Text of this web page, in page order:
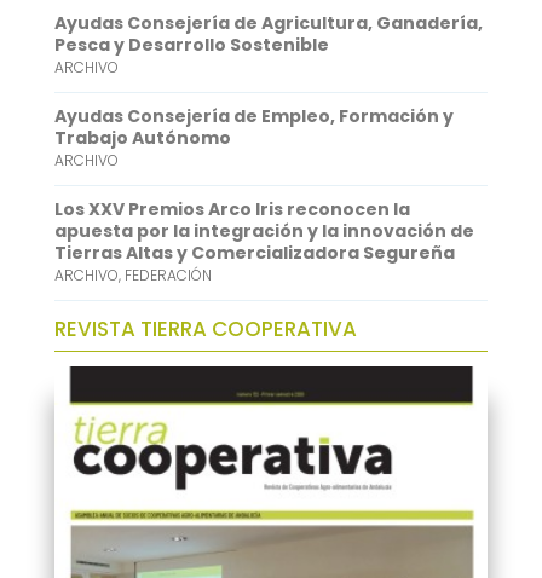
A
p
p
e
d
I
n
Ayudas Consejería de Agricultura, Ganadería,
Pesca y Desarrollo Sostenible
ARCHIVO
Ayudas Consejería de Empleo, Formación y
Trabajo Autónomo
ARCHIVO
Los XXV Premios Arco Iris reconocen la
apuesta por la integración y la innovación de
Tierras Altas y Comercializadora Segureña
ARCHIVO, FEDERACIÓN
REVISTA TIERRA COOPERATIVA